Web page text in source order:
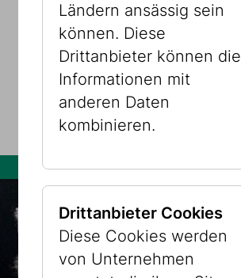
30.07.2026 – 09:30 Uhr
Wie es mir gefällt!
KINDERPROGRAMME
Museum Dorotheergasse
Ländern ansässig sein
können. Diese
Drittanbieter können die
Informationen mit
anderen Daten
kombinieren.
Drittanbieter Cookies
Diese Cookies werden
von Unternehmen